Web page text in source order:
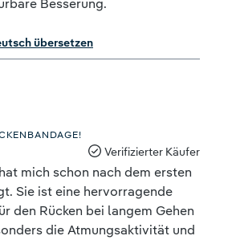
Besserung.
übersetzen
5 Sternen
Verifizierter Käufer
mich schon nach dem ersten
Sie ist eine hervorragende
den Rücken bei langem Gehen
die Atmungsaktivität und